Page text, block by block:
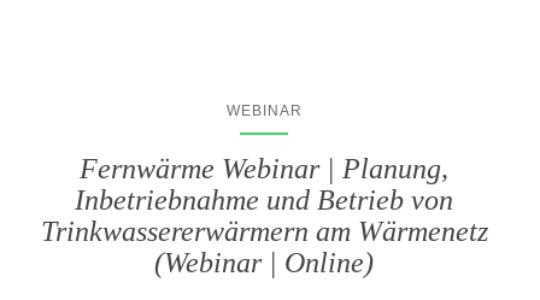
WEBINAR
Fernwärme Webinar | Planung,
Inbetriebnahme und Betrieb von
Trinkwassererwärmern am Wärmenetz
(Webinar | Online)